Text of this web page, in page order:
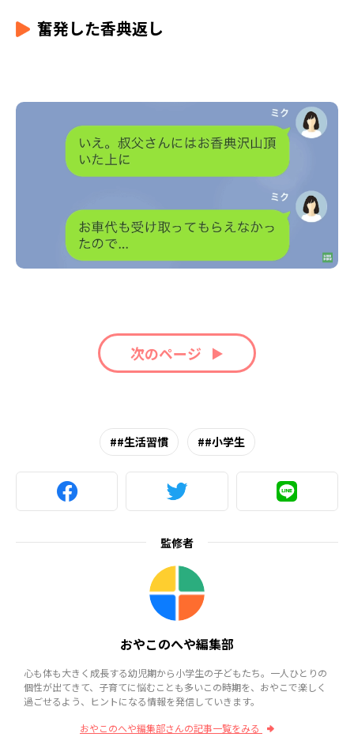
奮発した香典返し
次のページ
#生活習慣 #小学生
監修者
おやこのへや編集部
心も体も大きく成長する幼児期から小学生の子どもたち。一人ひとりの
個性が出てきて、子育てに悩むことも多いこの時期を、おやこで楽しく
過ごせるよう、ヒントになる情報を発信していきます。
おやこのへや編集部さんの記事一覧をみる